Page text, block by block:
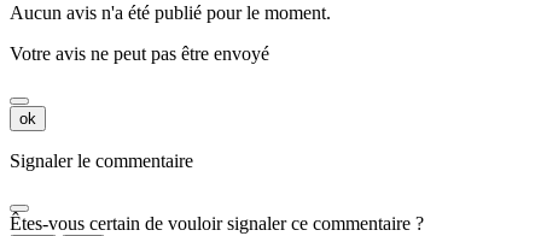
Aucun avis n'a été publié pour le moment.
Votre avis ne peut pas être envoyé
ok
Signaler le commentaire
Êtes-vous certain de vouloir signaler ce commentaire ?